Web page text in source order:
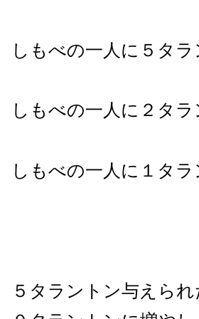
しもべの一人に５タラ
しもべの一人に２タラ
しもべの一人に１タ
５タラントン与えら